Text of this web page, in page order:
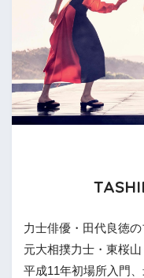
力士俳優・田代良徳
元大相撲力士・東桜山
平成11年初場所入門